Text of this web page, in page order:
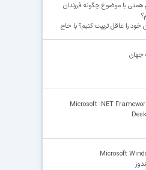
با موضوع چگونه فرزندان
خود را عاقل تربیت کنیم؟ با حاج
Microsoft .NET
Microsoft